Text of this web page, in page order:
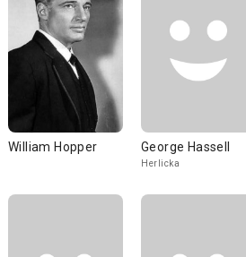
William Hopper George Hassell
Herlicka